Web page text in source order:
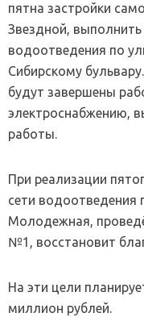
пятна застройки
Звездной,
водоотведения по
Сибирскому
будут завершены
электроснабжению,
работы.
При реализации
сети водоотведения
Молодежная,
№1, восстановит
На эти цели
миллион рублей.